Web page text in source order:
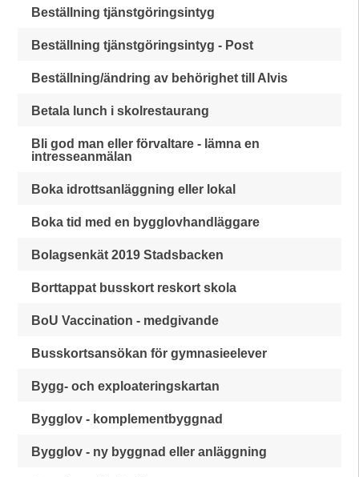
Beställning tjänstgöringsintyg
Beställning tjänstgöringsintyg - Post
Beställning/ändring av behörighet till Alvis
Betala lunch i skolrestaurang
Bli god man eller förvaltare - lämna en
intresseanmälan
Boka idrottsanläggning eller lokal
Boka tid med en bygglovhandläggare
Bolagsenkät 2019 Stadsbacken
Borttappat busskort reskort skola
BoU Vaccination - medgivande
Busskortsansökan för gymnasieelever
Bygg- och exploateringskartan
Bygglov - komplementbyggnad
Bygglov - ny byggnad eller anläggning